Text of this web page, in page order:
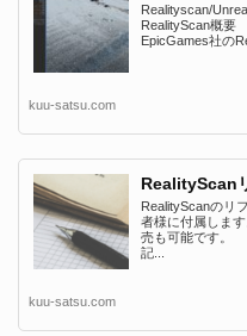
Realityscan/
RealityScan概要
EpicGames社の
kuu-satsu.com
RealityScan
RealityScanのリ
者様に付属しま
売も可能です。
記...
kuu-satsu.com